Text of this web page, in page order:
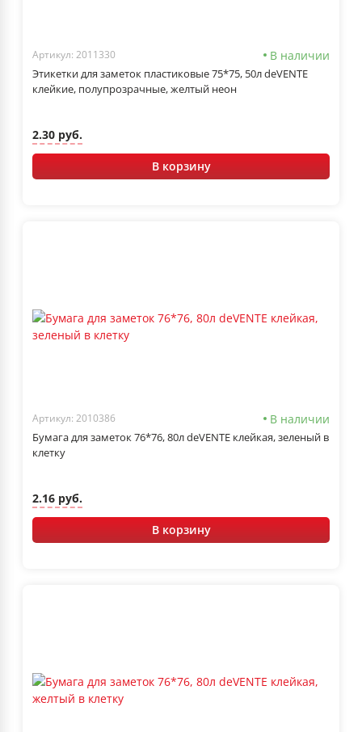
Артикул: 2011330 В наличии
Этикетки для заметок пластиковые 75*75, 50л deVENTE
клейкие, полупрозрачные, желтый неон
2.30 руб.
В корзину
Артикул: 2010386 В наличии
Бумага для заметок 76*76, 80л deVENTE клейкая, зеленый в
клетку
2.16 руб.
В корзину